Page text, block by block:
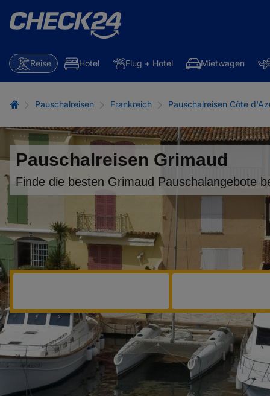
Reise Hotel Flug + Hotel Mietwagen
Pauschalreisen Frankreich Pauschalreisen Côte
Pauschalreisen Grimaud
Finde die besten Grimaud Pauschalangebote